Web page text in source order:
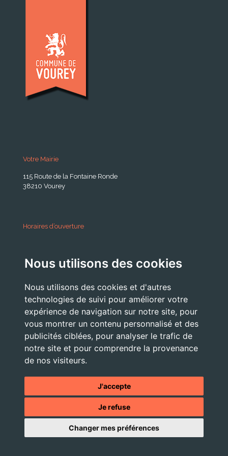
Nous utilisons des cookies
Nous utilisons des cookies et d'autres
technologies de suivi pour améliorer votre
expérience de navigation sur notre site, pour
vous montrer un contenu personnalisé et des
publicités ciblées, pour analyser le trafic de
notre site et pour comprendre la provenance
de nos visiteurs.
J'accepte
Je refuse
Changer mes préférences
Votre Mairie
115 Route de la Fontaine Ronde
38210 Vourey
Horaires d’ouverture
Lundi . Mardi : 10h 12h /16h 18h30
Jeudi . Vendredi : 13h30 / 17h
Nous Contacter
accueil@commune-vourey.fr
© 2026 - Tous droits réservés -Mentions légales- Site réalisé
agence web OXIWIZ située dans le Pays Voironnais